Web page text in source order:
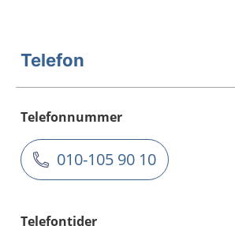
Telefon
Telefonnummer
010-105 90 10
Telefontider